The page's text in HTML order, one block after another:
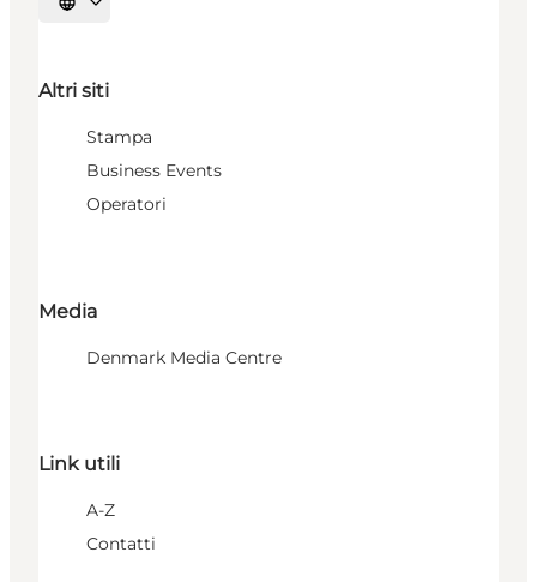
Seleziona la lingua
Altri siti
Stampa
Business Events
Operatori
Media
Denmark Media Centre
Link utili
A-Z
Contatti